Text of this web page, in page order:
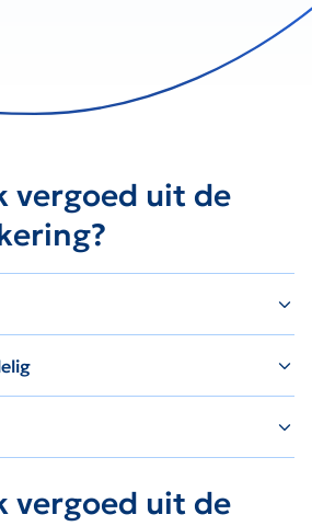
vergoed uit de
vergoed uit de